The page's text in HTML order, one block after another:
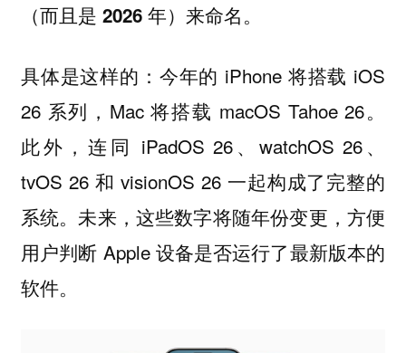
（而且是 2026 年）来命名。
具体是这样的：今年的 iPhone 将搭载 iOS
26 系列，Mac 将搭载 macOS Tahoe 26。
此外，连同 iPadOS 26、watchOS 26、
tvOS 26 和 visionOS 26 一起构成了完整的
系统。未来，这些数字将随年份变更，方便
用户判断 Apple 设备是否运行了最新版本的
软件。